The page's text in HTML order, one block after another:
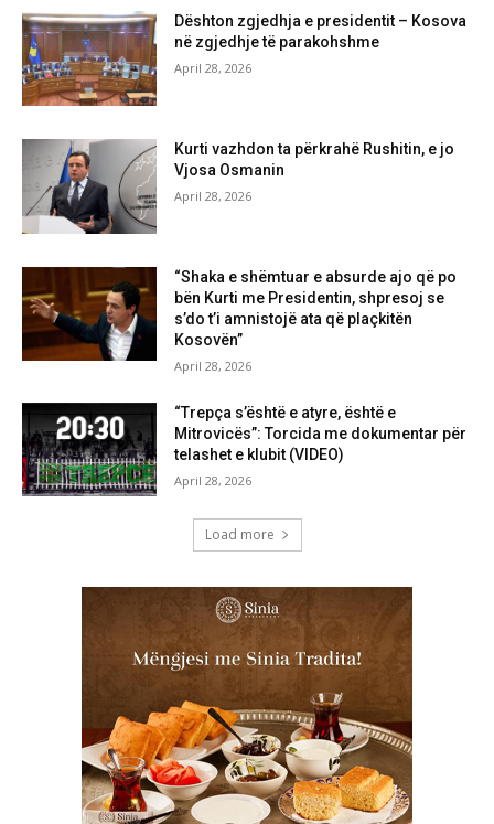
Dështon zgjedhja e presidentit – Kosova
në zgjedhje të parakohshme
April 28, 2026
Kurti vazhdon ta përkrahë Rushitin, e jo
Vjosa Osmanin
April 28, 2026
“Shaka e shëmtuar e absurde ajo që po
bën Kurti me Presidentin, shpresoj se
s’do t’i amnistojë ata që plaçkitën
Kosovën”
April 28, 2026
“Trepça s’është e atyre, është e
Mitrovicës”: Torcida me dokumentar për
telashet e klubit (VIDEO)
April 28, 2026
Load more